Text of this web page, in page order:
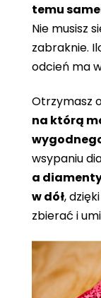
temu
Nie musisz
zabraknie.
odcień ma
Otrzymasz
na którą
wsypaniu
a
w dół,
zbierać i